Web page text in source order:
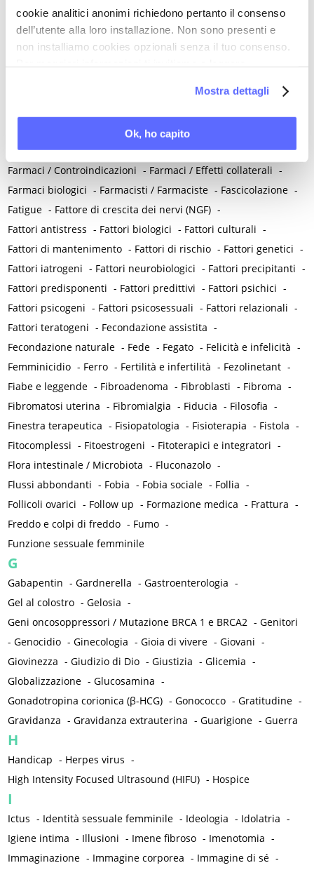
cookie analitici anonimi richiedono pertanto il consenso
dell’utente alla loro installazione. Non sono presenti e
non installiamo cookies opzionali senza il tuo consenso.
Mostra dettagli
Ok, ho capito
Escherichia coli di Nissle -Escherichia coli uropatogeno -
Esercizi tibetani -Esercizio terapeutico -Estasi -Estetrolo
Estradiolo (estrogeno naturale) -Estratto di polline e pistillo
Eutanasia -
Fallimento esistenziale -Farmaci / Autoprescrizione -
Farmaci / Controindicazioni - Farmaci / Effetti collaterali -
Farmaci biologici - Farmacisti / Farmaciste - Fascicolazione -
Fatigue - Fattore di crescita dei nervi (NGF) -
Fattori antistress - Fattori biologici - Fattori culturali -
Fattori di mantenimento - Fattori di rischio - Fattori genetici -
Fattori iatrogeni - Fattori neurobiologici - Fattori precipitanti -
Fattori predisponenti - Fattori predittivi - Fattori psichici -
Fattori psicogeni - Fattori psicosessuali - Fattori relazionali -
Fattori teratogeni - Fecondazione assistita -
Fecondazione naturale - Fede - Fegato - Felicità e infelicità -
Femminicidio - Ferro - Fertilità e infertilità - Fezolinetant -
Fiabe e leggende - Fibroadenoma - Fibroblasti - Fibroma -
Fibromatosi uterina - Fibromialgia - Fiducia - Filosofia -
Finestra terapeutica - Fisiopatologia - Fisioterapia - Fistola -
Fitocomplessi - Fitoestrogeni - Fitoterapici e integratori -
Flora intestinale / Microbiota - Fluconazolo -
Flussi abbondanti - Fobia - Fobia sociale - Follia -
Follicoli ovarici - Follow up - Formazione medica - Frattura -
Freddo e colpi di freddo - Fumo -
Funzione sessuale femminile
G
Gabapentin -Gardnerella -Gastroenterologia -
Gel al colostro -Gelosia -
Geni oncosoppressori / Mutazione BRCA 1 e BRCA2 -Genitori
-Genocidio -Ginecologia -Gioia di vivere -Giovani -
Giovinezza -Giudizio di Dio -Giustizia -Glicemia -
Globalizzazione -Glucosamina -
Gonadotropina corionica (β-HCG) -Gonococco -Gratitudine -
Gravidanza -Gravidanza extrauterina -Guarigione -Guerra
H
Handicap - Herpes virus -
High Intensity Focused Ultrasound (HIFU) - Hospice
I
Ictus - Identità sessuale femminile - Ideologia - Idolatria -
Igiene intima - Illusioni - Imene fibroso - Imenotomia -
Immaginazione - Immagine corporea - Immagine di sé -